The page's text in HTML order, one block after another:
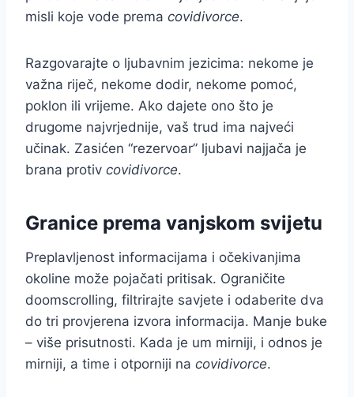
misli koje vode prema covidivorce.
Razgovarajte o ljubavnim jezicima: nekome je
važna riječ, nekome dodir, nekome pomoć,
poklon ili vrijeme. Ako dajete ono što je
drugome najvrjednije, vaš trud ima najveći
učinak. Zasićen “rezervoar” ljubavi najjača je
brana protiv covidivorce.
Granice prema vanjskom svijetu
Preplavljenost informacijama i očekivanjima
okoline može pojačati pritisak. Ograničite
doomscrolling, filtrirajte savjete i odaberite dva
do tri provjerena izvora informacija. Manje buke
– više prisutnosti. Kada je um mirniji, i odnos je
mirniji, a time i otporniji na covidivorce.